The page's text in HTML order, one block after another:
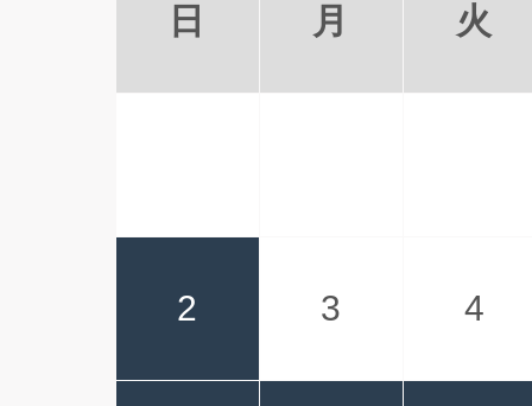
日 月 火
2 3 4